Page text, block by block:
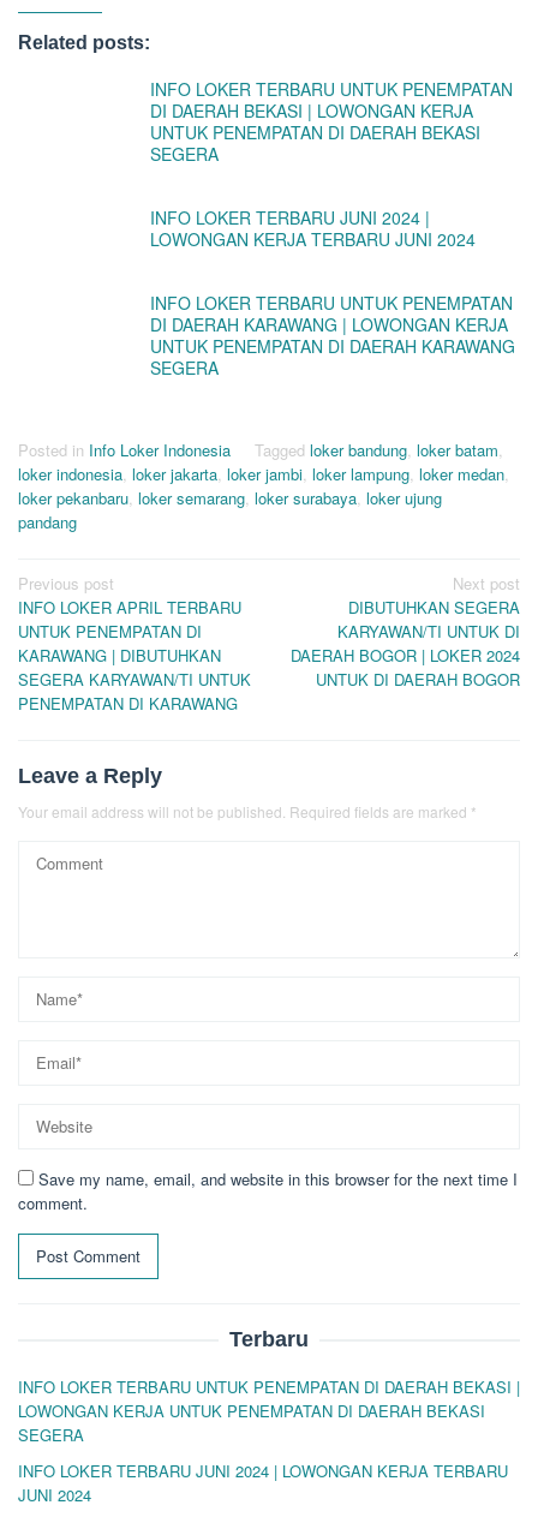
Related posts:
INFO LOKER TERBARU UNTUK PENEMPATAN
DI DAERAH BEKASI | LOWONGAN KERJA
UNTUK PENEMPATAN DI DAERAH BEKASI
SEGERA
INFO LOKER TERBARU JUNI 2024 |
LOWONGAN KERJA TERBARU JUNI 2024
INFO LOKER TERBARU UNTUK PENEMPATAN
DI DAERAH KARAWANG | LOWONGAN KERJA
UNTUK PENEMPATAN DI DAERAH KARAWANG
SEGERA
Posted in Info Loker Indonesia Tagged loker bandung, loker batam,
loker indonesia, loker jakarta, loker jambi, loker lampung, loker medan,
loker pekanbaru, loker semarang, loker surabaya, loker ujung
pandang
Post
navigation
Previous post
INFO LOKER APRIL TERBARU
UNTUK PENEMPATAN DI
KARAWANG | DIBUTUHKAN
SEGERA KARYAWAN/TI UNTUK
PENEMPATAN DI KARAWANG
Next post
DIBUTUHKAN SEGERA
KARYAWAN/TI UNTUK DI
DAERAH BOGOR | LOKER 2024
UNTUK DI DAERAH BOGOR
Leave a Reply
Your email address will not be published. Required fields are marked *
Save my name, email, and website in this browser for the next time I
comment.
Terbaru
INFO LOKER TERBARU UNTUK PENEMPATAN DI DAERAH BEKASI |
LOWONGAN KERJA UNTUK PENEMPATAN DI DAERAH BEKASI
SEGERA
INFO LOKER TERBARU JUNI 2024 | LOWONGAN KERJA TERBARU
JUNI 2024